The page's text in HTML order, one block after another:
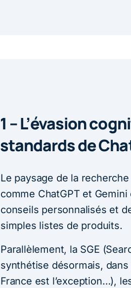
1 – L’évasion
standards de
Le paysage de la
comme ChatGPT et
conseils personnalisés et
simples listes de produits.
Parallèlement, la SGE
synthétise désormais,
France est l’exception…),